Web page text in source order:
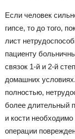
Если человек
гипсе, то до того,
лист
пациенту
связок 1-й и 2-й
домашних
полностью,
более длительный
и кости
операции